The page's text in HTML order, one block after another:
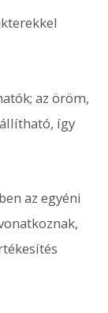
az öröm,
így
az egyéni